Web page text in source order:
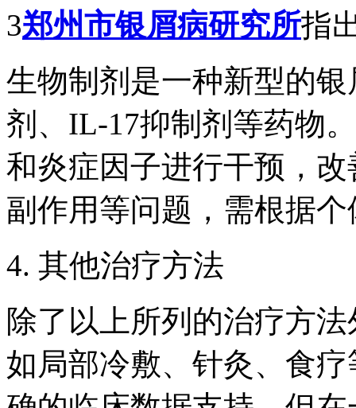
3郑州市银屑病研究所指
生物制剂是一种新型的
剂、IL-17抑制剂等药物
和炎症因子进行干预，
副作用等问题，需根据
4. 其他治疗方法
除了以上所列的治疗方
如局部冷敷、针灸、食